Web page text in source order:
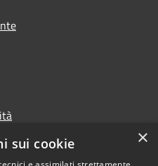
sito
×
sui cookie